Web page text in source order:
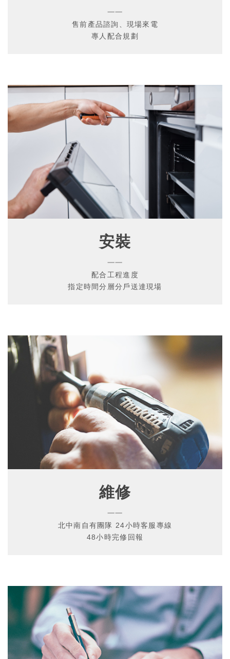
一一
售前產品諮詢、現場來電
專人配合規劃
安裝
一一
配合工程進度
指定時間分層分戶送達現場
維修
一一
北中南自有團隊 24小時客服專線
48小時完修回報